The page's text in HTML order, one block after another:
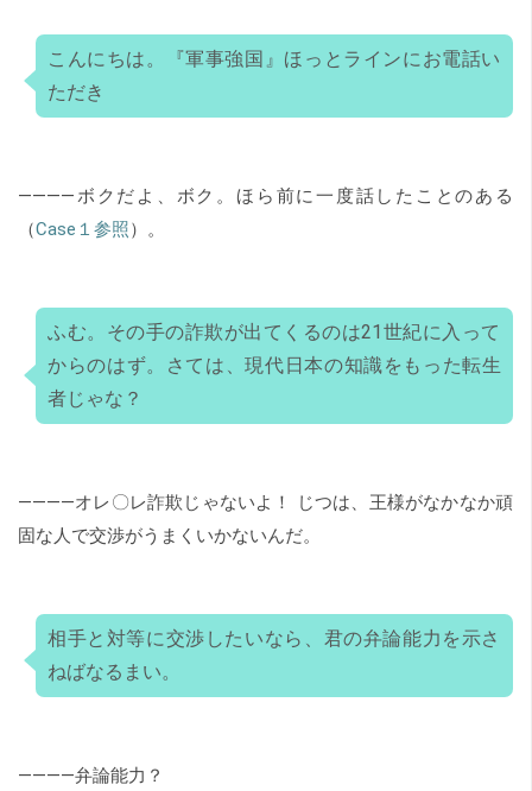
こんにちは。『軍事強国』ほっとラインにお電話い
ただき
――――ボクだよ、ボク。ほら前に一度話したことのある
（Case１参照）。
ふむ。その手の詐欺が出てくるのは21世紀に入って
からのはず。さては、現代日本の知識をもった転生
者じゃな？
――――オレ〇レ詐欺じゃないよ！ じつは、王様がなかなか頑
固な人で交渉がうまくいかないんだ。
相手と対等に交渉したいなら、君の弁論能力を示さ
ねばなるまい。
――――弁論能力？